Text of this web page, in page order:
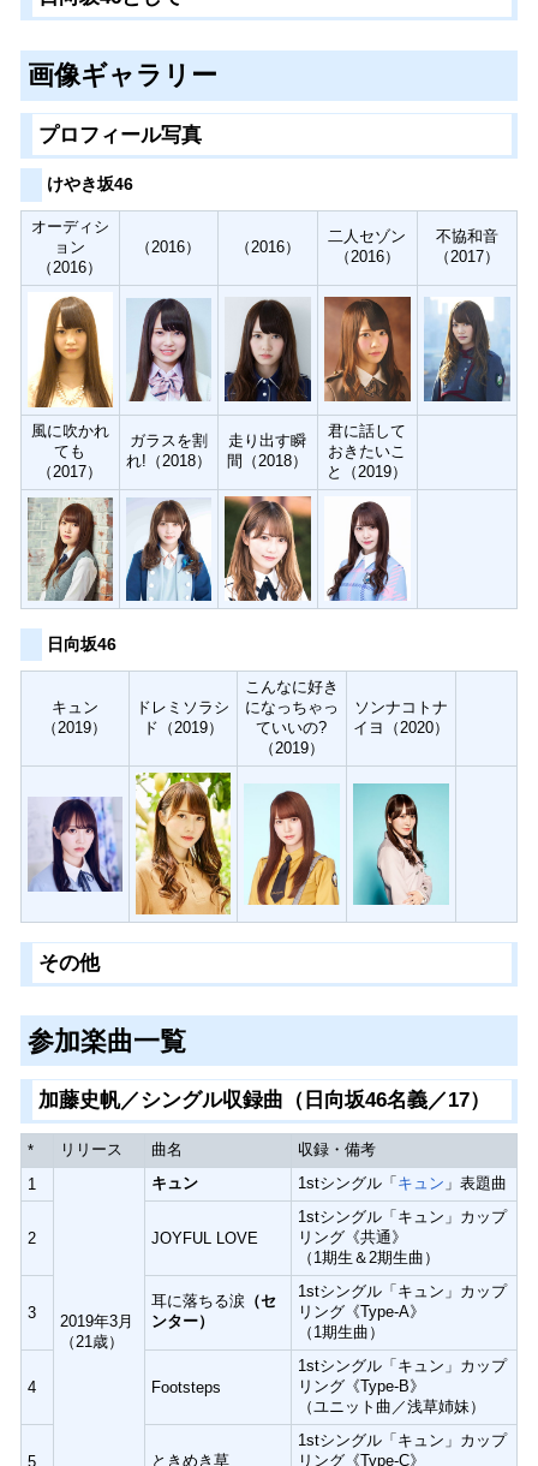
画像ギャラリー
プロフィール写真
けやき坂46
オーディシ
ョン
（2016）
（2016） （2016）
二人セゾン
（2016）
不協和音
（2017）
風に吹かれ
ても
（2017）
ガラスを割
れ!（2018）
走り出す瞬
間（2018）
君に話して
おきたいこ
と（2019）
日向坂46
キュン
（2019）
ドレミソラシ
ド（2019）
こんなに好き
になっちゃっ
ていいの?
（2019）
ソンナコトナ
イヨ（2020）
その他
参加楽曲一覧
加藤史帆／シングル収録曲（日向坂46名義／17）
* リリース 曲名
収録・備考
1
2019年3月
（21歳）
キュン 1stシングル「 キュン 」表題曲
2 JOYFUL LOVE
1stシングル「キュン」カップ
リング《共通》
（1期生＆2期生曲）
3
耳に落ちる涙 （セ
ンター）
1stシングル「キュン」カップ
リング《Type-A》
（1期生曲）
4 Footsteps
1stシングル「キュン」カップ
リング《Type-B》
（ユニット曲／浅草姉妹）
5 ときめき草
1stシングル「キュン」カップ
リング《Type-C》